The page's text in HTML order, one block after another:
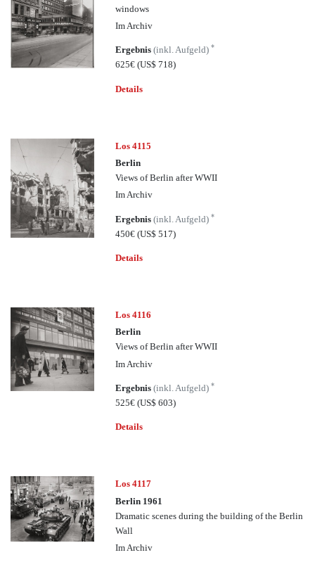
windows
Im Archiv
Ergebnis(inkl. Aufgeld)*
625€(US$ 718)
Details
Los 4115
Berlin
Views of Berlin after WWII
Im Archiv
Ergebnis(inkl. Aufgeld)*
450€(US$ 517)
Details
Los 4116
Berlin
Views of Berlin after WWII
Im Archiv
Ergebnis(inkl. Aufgeld)*
525€(US$ 603)
Details
Los 4117
Berlin 1961
Dramatic scenes during the building of the Berlin
Wall
Im Archiv